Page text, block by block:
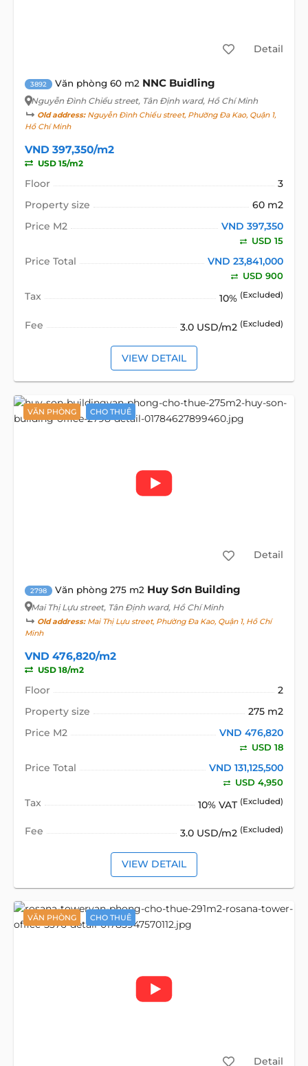
Detail
3892 Văn phòng 60 m2 NNC Buidling
Nguyễn Đình Chiểu street, Tân Định ward, Hồ Chí Minh
Old address:Nguyễn Đình Chiểu street, Phường Đa Kao, Quận 1,
Hồ Chí Minh
VND 397,350/m2
USD 15/m2
Floor
3
Property size
60 m2
Price M2
VND 397,350
USD 15
Price Total VND 23,841,000
USD 900
Tax 10% (Excluded)
Fee 3.0 USD/m2 (Excluded)
VIEW DETAIL
VĂN PHÒNG CHO THUÊ
Detail
2798 Văn phòng 275 m2 Huy Sơn Building
Mai Thị Lựu street, Tân Định ward, Hồ Chí Minh
Old address:Mai Thị Lựu street, Phường Đa Kao, Quận 1, Hồ Chí
Minh
VND 476,820/m2
USD 18/m2
Floor
2
Property size
275 m2
Price M2
VND 476,820
USD 18
Price Total VND 131,125,500
USD 4,950
Tax 10% VAT (Excluded)
Fee 3.0 USD/m2 (Excluded)
VIEW DETAIL
VĂN PHÒNG CHO THUÊ
Detail